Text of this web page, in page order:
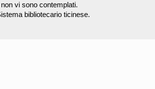
vi sono contemplati.
bibliotecario ticinese.